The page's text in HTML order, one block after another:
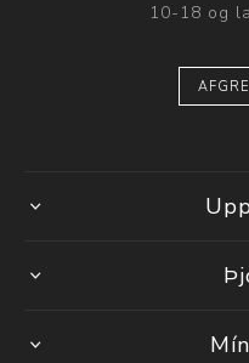
10-18 og